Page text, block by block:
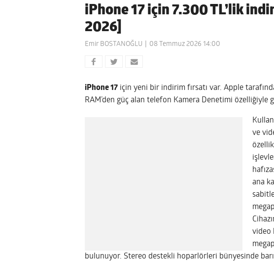
iPhone 17 için 7.300 TL’lik
2026]
Emir BOSTANOĞLU 08 Temmuz 2026 14:00
iPhone 17 için yeni bir indirim fırsatı var. Apple
RAM’den güç alan telefon Kamera Denetimi özelliğiyle
ve
ana
video
bulunuyor. Stereo destekli hoparlörleri bünyesinde